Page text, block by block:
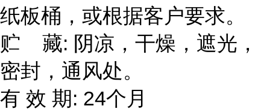
纸板桶，或根据客户要求。
贮 藏: 阴凉，干燥，遮光，
密封，通风处。
有 效 期: 24个月